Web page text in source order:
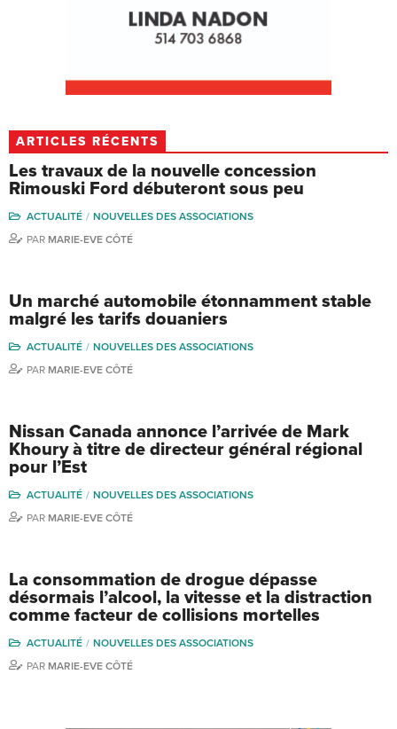
ARTICLES RÉCENTS
Les travaux de la nouvelle concession
Rimouski Ford débuteront sous peu
ACTUALITÉ
NOUVELLES DES ASSOCIATIONS
PAR MARIE-EVE CÔTÉ
Un marché automobile étonnamment stable
malgré les tarifs douaniers
ACTUALITÉ
NOUVELLES DES ASSOCIATIONS
PAR MARIE-EVE CÔTÉ
Nissan Canada annonce l’arrivée de Mark
Khoury à titre de directeur général régional
pour l’Est
ACTUALITÉ
NOUVELLES DES ASSOCIATIONS
PAR MARIE-EVE CÔTÉ
La consommation de drogue dépasse
désormais l’alcool, la vitesse et la distraction
comme facteur de collisions mortelles
ACTUALITÉ
NOUVELLES DES ASSOCIATIONS
PAR MARIE-EVE CÔTÉ